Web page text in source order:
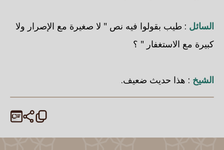
السائل : طيب بقولوا فيه نص " لا صغيرة مع الإصرار ولا
كبيرة مع الاستغفار " ؟
الشيخ : هذا حديث ضعيف.